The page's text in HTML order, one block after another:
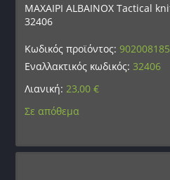
ΜΑΧΑΙΡΙ ALBAINOX Tactical
32406
Κωδικός προϊόντος:
Εναλλακτικός κωδικός: 32406
Λιανική: 23,00€
Σε απόθεμα